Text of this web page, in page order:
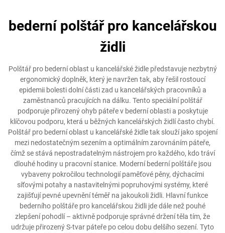
bederní polštář pro kancelářskou
židli
Polštář pro bederní oblast u kancelářské židle představuje nezbytný
ergonomický doplněk, který je navržen tak, aby řešil rostoucí
epidemii bolesti dolní části zad u kancelářských pracovníků a
zaměstnanců pracujících na dálku. Tento speciální polštář
podporuje přirozený ohyb páteře v bederní oblasti a poskytuje
klíčovou podporu, která u běžných kancelářských židlí často chybí.
Polštář pro bederní oblast u kancelářské židle tak slouží jako spojení
mezi nedostatečným sezením a optimálním zarovnáním páteře,
čímž se stává nepostradatelným nástrojem pro každého, kdo tráví
dlouhé hodiny u pracovní stanice. Moderní bederní polštáře jsou
vybaveny pokročilou technologií paměťové pěny, dýchacími
síťovými potahy a nastavitelnými popruhovými systémy, které
zajišťují pevné upevnění téměř na jakoukoli židli. Hlavní funkce
bederního polštáře pro kancelářskou židli jde dále než pouhé
zlepšení pohodlí – aktivně podporuje správné držení těla tím, že
udržuje přirozený S-tvar páteře po celou dobu delšího sezení. Tyto